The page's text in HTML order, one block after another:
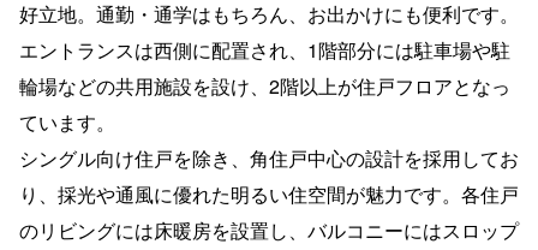
好立地。通勤・通学はもちろん、お出かけにも便利です。
エントランスは西側に配置され、1階部分には駐車場や駐
輪場などの共用施設を設け、2階以上が住戸フロアとなっ
ています。
シングル向け住戸を除き、角住戸中心の設計を採用してお
り、採光や通風に優れた明るい住空間が魅力です。各住戸
のリビングには床暖房を設置し、バルコニーにはスロップ